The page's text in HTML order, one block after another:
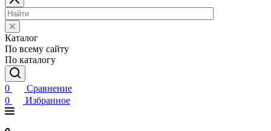
Каталог
По всему сайту
По каталогу
0
Сравнение
0
Избранное